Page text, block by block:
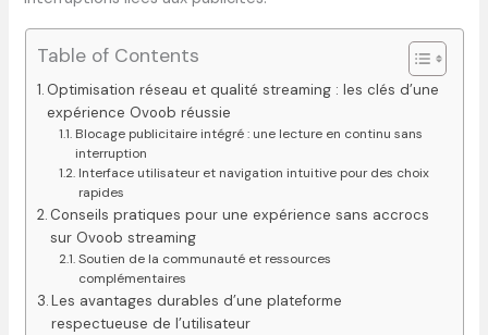
Table of Contents
Optimisation réseau et qualité streaming : les clés d’une
expérience Ovoob réussie
Blocage publicitaire intégré : une lecture en continu sans
interruption
Interface utilisateur et navigation intuitive pour des choix
rapides
Conseils pratiques pour une expérience sans accrocs
sur Ovoob streaming
Soutien de la communauté et ressources
complémentaires
Les avantages durables d’une plateforme
respectueuse de l’utilisateur